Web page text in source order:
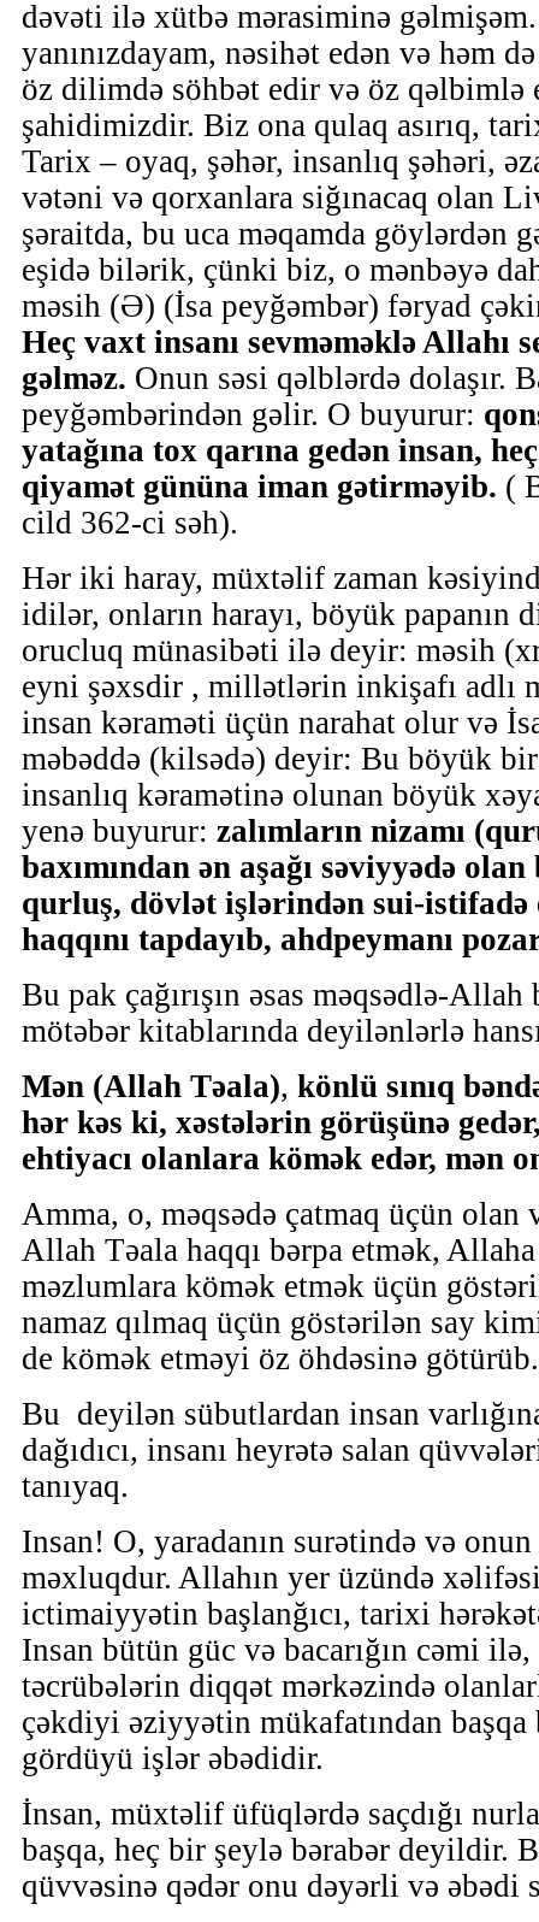
dəvəti ilə xütbə mərasiminə
yanınızdayam, nəsihət edən və həm
öz dilimdə söhbət edir və öz
şahidimizdir. Biz ona qulaq asırıq,
Tarix – oyaq, şəhər, insanlıq şəhəri,
vətəni və qorxanlara siğınacaq olan
şəraitda, bu uca məqamda göylərdən
eşidə bilərik, çünki biz, o mənbəyə
məsih (Ə) (İsa peyğəmbər) fəryad
Heç vaxt insanı sevməməklə Allahı
gəlməz. Onun səsi qəlblərdə dolaşır.
peyğəmbərindən gəlir. O buyurur:
yatağına tox qarına gedən insan,
qiyamət gününa iman gətirməyib. (
cild 362-ci səh).
Hər iki haray, müxtəlif zaman
idilər, onların harayı, böyük
orucluq münasibəti ilə deyir: məsih
eyni şəxsdir , millətlərin inkişafı adlı
insan kəraməti üçün narahat olur və
məbəddə (kilsədə) deyir: Bu böyük
insanlıq kəramətinə olunan böyük
yenə buyurur: zalımların nizamı
baxımından ən aşağı səviyyədə
qurluş, dövlət işlərindən sui-istifadə
haqqını tapdayıb, ahdpeymanı
Bu pak çağırışın əsas məqsədlə-Allah
mötəbər kitablarında deyilənlərlə
Mən (Allah Təala), könlü sınıq
hər kəs ki, xəstələrin görüşünə
ehtiyacı olanlara kömək edər, mən
Amma, o, məqsədə çatmaq üçün olan
Allah Təala haqqı bərpa etmək,
məzlumlara kömək etmək üçün
namaz qılmaq üçün göstərilən say
de kömək etməyi öz öhdəsinə götürüb.
Bu deyilən sübutlardan insan
dağıdıcı, insanı heyrətə salan
tanıyaq.
Insan! O, yaradanın surətində və
məxluqdur. Allahın yer üzündə
ictimaiyyətin başlanğıcı, tarixi
Insan bütün güc və bacarığın cəmi
təcrübələrin diqqət mərkəzində
çəkdiyi əziyyətin mükafatından başqa
gördüyü işlər əbədidir.
İnsan, müxtəlif üfüqlərdə saçdığı
başqa, heç bir şeylə bərabər deyildir.
qüvvəsinə qədər onu dəyərli və əbədi